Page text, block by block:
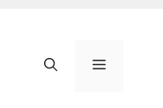
القائمة